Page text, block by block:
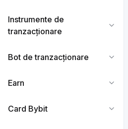
Instrumente de
tranzacționare
Bot de tranzacționare
Earn
Card Bybit